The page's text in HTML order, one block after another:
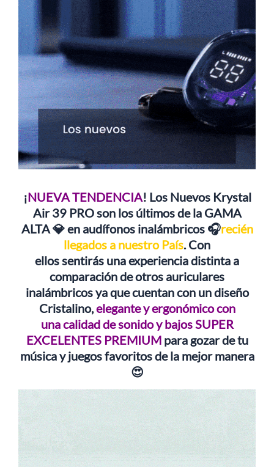
¡NUEVA TENDENCIA! Los Nuevos Krystal
Air 39 PROson los últimos de la GAMA
ALTA 💎en audífonos inalámbricos 🎧recién
llegados a nuestro País. Con
ellos sentirás una experiencia distinta a
comparación de otros auriculares
inalámbricos ya quecuentan con un diseño
Cristalino,elegante y ergonómicocon
unacalidad de sonido y bajos SUPER
EXCELENTES PREMIUMpara gozar de tu
música y juegos favoritos de la mejor manera
😍